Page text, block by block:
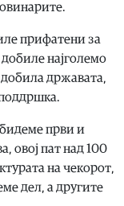
прифатени за
најголемо
државата,
бидеме први и
овој пат над 100
на чекорот,
дел, а другите